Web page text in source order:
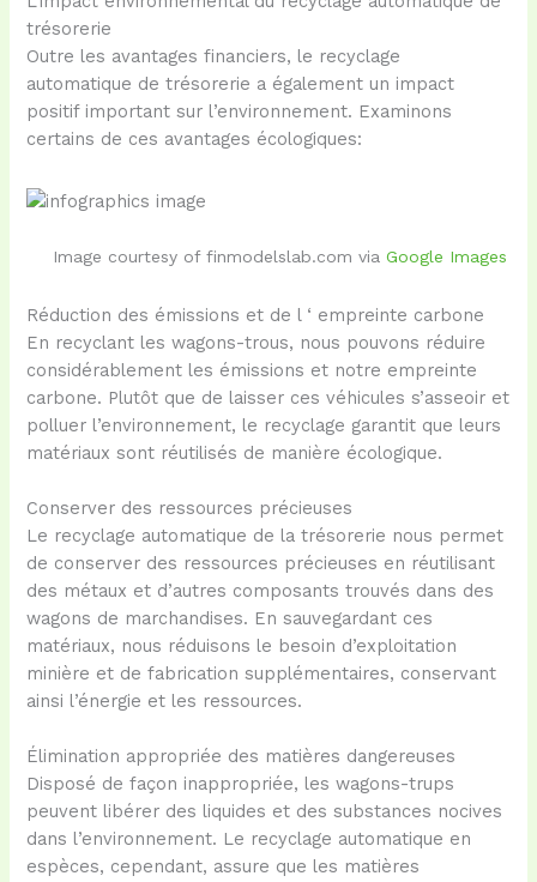
trésorerie
Outre les avantages financiers, le recyclage
automatique de trésorerie a également un impact
positif important sur l’environnement. Examinons
certains de ces avantages écologiques:
Image courtesy of finmodelslab.com viaGoogle Images
Réduction des émissions et de l ‘ empreinte carbone
En recyclant les wagons-trous, nous pouvons réduire
considérablement les émissions et notre empreinte
carbone. Plutôt que de laisser ces véhicules s’asseoir et
polluer l’environnement, le recyclage garantit que leurs
matériaux sont réutilisés de manière écologique.
Conserver des ressources précieuses
Le recyclage automatique de la trésorerie nous permet
de conserver des ressources précieuses en réutilisant
des métaux et d’autres composants trouvés dans des
wagons de marchandises. En sauvegardant ces
matériaux, nous réduisons le besoin d’exploitation
minière et de fabrication supplémentaires, conservant
ainsi l’énergie et les ressources.
Élimination appropriée des matières dangereuses
Disposé de façon inappropriée, les wagons-trups
peuvent libérer des liquides et des substances nocives
dans l’environnement. Le recyclage automatique en
espèces, cependant, assure que les matières